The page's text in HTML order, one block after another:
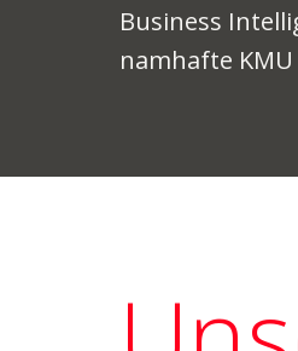
Business
namhafte